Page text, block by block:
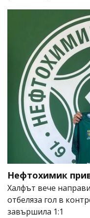
Нефтохимик
Халфът вече
отбеляза гол в
завършила 1:1